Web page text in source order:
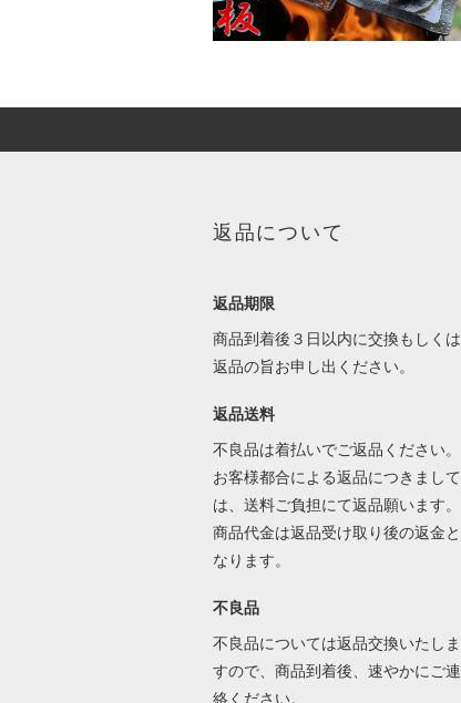
返品について
返品期限
商品到着後３日以内に交換もしくは
返品の旨お申し出ください。
返品送料
不良品は着払いでご返品ください。
お客様都合による返品につきまして
は、送料ご負担にて返品願います。
商品代金は返品受け取り後の返金と
なります。
不良品
不良品については返品交換いたしま
すので、商品到着後、速やかにご連
絡ください。